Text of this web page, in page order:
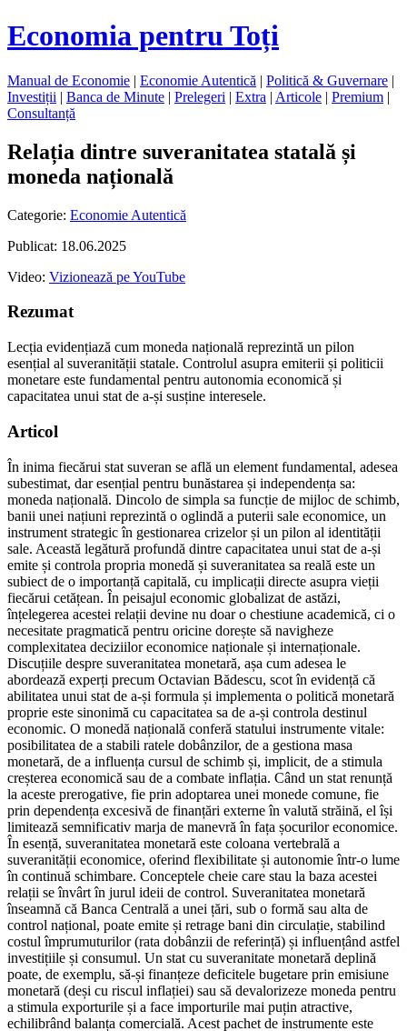
Economia pentru Toți
Manual de Economie | Economie Autentică | Politică & Guvernare |
Investiții | Banca de Minute | Prelegeri | Extra | Articole | Premium |
Consultanță
Relația dintre suveranitatea statală și
moneda națională
Categorie: Economie Autentică
Publicat: 18.06.2025
Video: Vizionează pe YouTube
Rezumat
Lecția evidențiază cum moneda națională reprezintă un pilon
esențial al suveranității statale. Controlul asupra emiterii și politicii
monetare este fundamental pentru autonomia economică și
capacitatea unui stat de a-și susține interesele.
Articol
În inima fiecărui stat suveran se află un element fundamental, adesea
subestimat, dar esențial pentru bunăstarea și independența sa:
moneda națională. Dincolo de simpla sa funcție de mijloc de schimb,
banii unei națiuni reprezintă o oglindă a puterii sale economice, un
instrument strategic în gestionarea crizelor și un pilon al identității
sale. Această legătură profundă dintre capacitatea unui stat de a-și
emite și controla propria monedă și suveranitatea sa reală este un
subiect de o importanță capitală, cu implicații directe asupra vieții
fiecărui cetățean. În peisajul economic globalizat de astăzi,
înțelegerea acestei relații devine nu doar o chestiune academică, ci o
necesitate pragmatică pentru oricine dorește să navigheze
complexitatea deciziilor economice naționale și internaționale.
Discuțiile despre suveranitatea monetară, așa cum adesea le
abordează experți precum Octavian Bădescu, scot în evidență că
abilitatea unui stat de a-și formula și implementa o politică monetară
proprie este sinonimă cu capacitatea sa de a-și controla destinul
economic. O monedă națională conferă statului instrumente vitale:
posibilitatea de a stabili ratele dobânzilor, de a gestiona masa
monetară, de a influența cursul de schimb și, implicit, de a stimula
creșterea economică sau de a combate inflația. Când un stat renunță
la aceste prerogative, fie prin adoptarea unei monede comune, fie
prin dependența excesivă de finanțări externe în valută străină, el își
limitează semnificativ marja de manevră în fața șocurilor economice.
În esență, suveranitatea monetară este coloana vertebrală a
suveranității economice, oferind flexibilitate și autonomie într-o lume
în continuă schimbare. Conceptele cheie care stau la baza acestei
relații se învârt în jurul ideii de control. Suveranitatea monetară
înseamnă că Banca Centrală a unei țări, sub o formă sau alta de
control național, poate emite și retrage bani din circulație, stabilind
costul împrumuturilor (rata dobânzii de referință) și influențând astfel
investițiile și consumul. Un stat cu suveranitate monetară deplină
poate, de exemplu, să-și finanțeze deficitele bugetare prin emisiune
monetară (deși cu riscul inflației) sau să devalorizeze moneda pentru
a stimula exporturile și a face importurile mai puțin atractive,
echilibrând balanța comercială. Acest pachet de instrumente este